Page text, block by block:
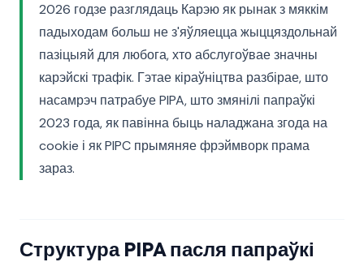
2026 годзе разглядаць Карэю як рынак з мяккім
падыходам больш не з'яўляецца жыццяздольнай
пазіцыяй для любога, хто абслугоўвае значны
карэйскі трафік. Гэтае кіраўніцтва разбірае, што
насамрэч патрабуе PIPA, што змянілі папраўкі
2023 года, як павінна быць наладжана згода на
cookie і як PIPC прымяняе фрэймворк прама
зараз.
Структура PIPA пасля папраўкі